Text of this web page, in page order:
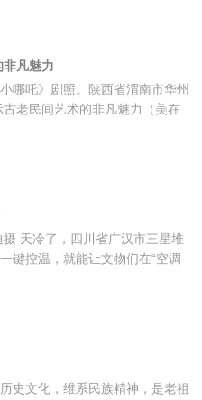
凡魅力
哪吒》剧照。陕西省渭南市华州
堆
键控温，就能让文物们在“空调
史文化，维系民族精神，是老祖